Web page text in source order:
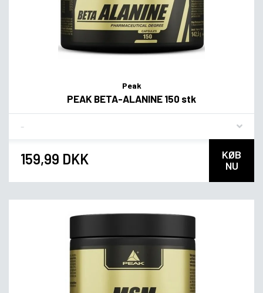
Peak
PEAK BETA-ALANINE 150 stk
159,99 DKK
KØB
NU